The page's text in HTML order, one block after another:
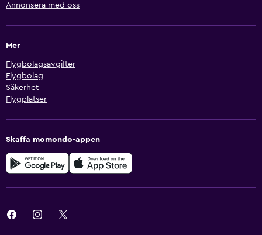
Annonsera med oss
Mer
Flygbolagsavgifter
Flygbolag
Säkerhet
Flygplatser
Skaffa momondo-appen